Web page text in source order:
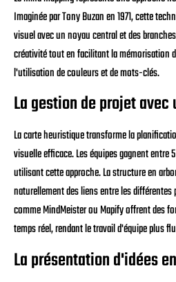
Imaginée par Tony Buzan en 1971, cette
visuel avec un noyau central et des
créativité tout en facilitant la mémorisation
l'utilisation de couleurs et de mots-clés.
La gestion de projet
La carte heuristique transforme la
visuelle efficace. Les équipes gagnent entre
utilisant cette approche. La structure en
naturellement des liens entre les différentes
comme MindMeister ou Mapify offrent des
temps réel, rendant le travail d'équipe plus
La présentation d'idées